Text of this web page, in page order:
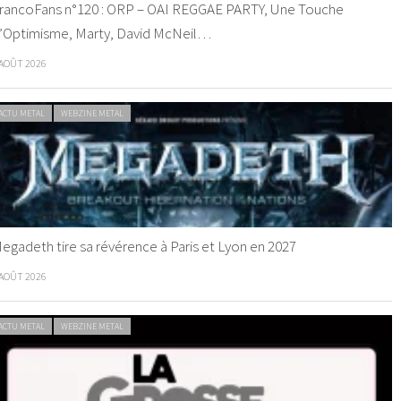
n°120 : ORP – OAI REGGAE PARTY, Une Touche
Marty, David McNeil…
2026
METAL WEBZINE METAL
tire sa révérence à Paris et Lyon en 2027
2026
METAL WEBZINE METAL